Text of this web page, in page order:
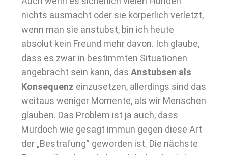
nichts ausmacht oder sie körperlich verletzt,
wenn man sie anstubst, bin ich heute
absolut kein Freund mehr davon. Ich glaube,
dass es zwar in bestimmten Situationen
angebracht sein kann, das Anstubsen als
Konsequenz einzusetzen, allerdings sind das
weitaus weniger Momente, als wir Menschen
glauben. Das Problem ist ja auch, dass
Murdoch wie gesagt immun gegen diese Art
der „Bestrafung“ geworden ist. Die nächste